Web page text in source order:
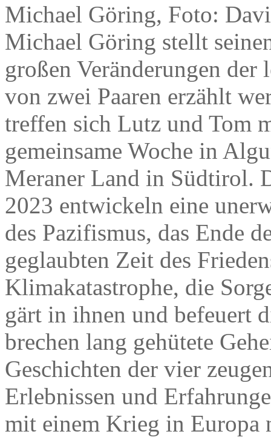
Michael Göring, Foto:
Michael Göring stellt
großen Veränderungen der
von zwei Paaren erzählt
treffen sich Lutz und Tom
gemeinsame Woche in
Meraner Land in Südtirol.
2023 entwickeln eine
des Pazifismus, das Ende
geglaubten Zeit des
Klimakatastrophe, die
gärt in ihnen und befeuert
brechen lang gehütete
Geschichten der vier
Erlebnissen und
mit einem Krieg in Europa